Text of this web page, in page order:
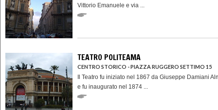
Vittorio Emanuele e via ...
TEATRO POLITEAMA
CENTRO STORICO - PIAZZA RUGGERO SETTIMO 15
Il Teatro fu iniziato nel 1867 da Giuseppe Damiani
e fu inaugurato nel 1874 ...